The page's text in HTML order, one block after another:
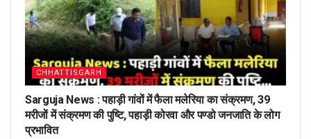
CHHATTISGARH
Sarguja News : पहाड़ी गांवों में फैला मलेरिया का संक्रमण, 39
मरीजों में संक्रमण की पुष्टि, पहाड़ी कोरवा और पण्डो जनजाति के लोग
प्रभावित